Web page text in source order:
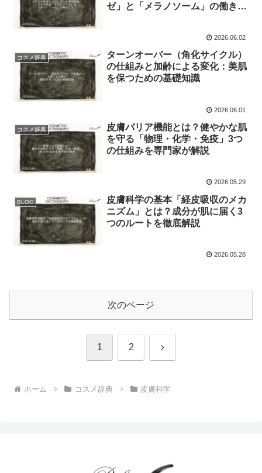
ゼ」と「メラノソーム」の働きと
2026.06.02
コスメ辞典
ターンオーバー（角化サイクル）
の仕組みと加齢による変化：美肌
を保つための基礎知識
2026.06.01
コスメ辞典
皮膚バリア機能とは？健やかな肌
を守る「物理・化学・免疫」3つ
の仕組みを専門家が解説
2026.05.29
BLOG
皮膚科学の基本「経皮吸収のメカ
ニズム」とは？成分が肌に届く3
つのルートを徹底解説
2026.05.28
次のページ
1 2 次
ホーム コスメ辞典 皮膚科学